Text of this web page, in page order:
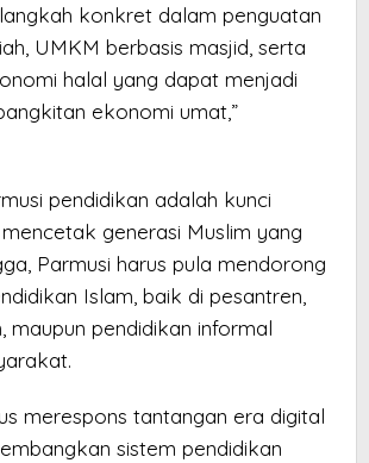
konkret dalam penguatan
UMKM berbasis masjid, serta
halal yang dapat menjadi
ekonomi umat,”
pendidikan adalah kunci
generasi Muslim yang
Parmusi harus pula mendorong
Islam, baik di pesantren,
maupun pendidikan informal
merespons tantangan era digital
sistem pendidikan